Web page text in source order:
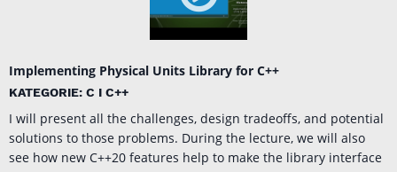
Implementing Physical Units Library for C++
KATEGORIE: C I C++
I will present all the challenges, design tradeoffs, and potential
solutions to those problems. During the lecture, we will also
see how new C++20 features help to make the library interface